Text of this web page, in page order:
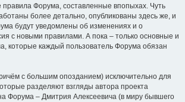
Форума, составленные впопыхах. Чуть
более детально, опубликованы здесь же, и
будут уведомлены об изменениях и о
с новыми правилами. А пока – только основные и
которые каждый пользователь Форума обязан
с большим опозданием) исключительно для
разделяют взгляды автора проекта
Форума – Дмитрия Алексеевича (в миру бывшего